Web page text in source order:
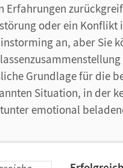
Erfahrungen
oder ein Konflikt
an, aber Sie
Grundlage für die
Situation, in der
emotional